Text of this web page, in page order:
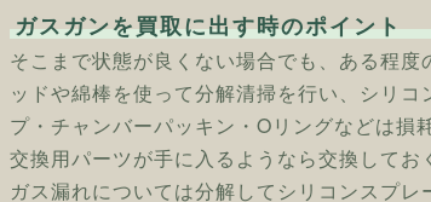
ガスガンを買取に出す時のポイント
そこまで状態が良くない場合でも、ある程
ッドや綿棒を使って分解清掃を行い、シリ
プ・チャンバーパッキン・Oリングなどは損
交換用パーツが手に入るようなら交換してお
ガス漏れについては分解してシリコンスプ